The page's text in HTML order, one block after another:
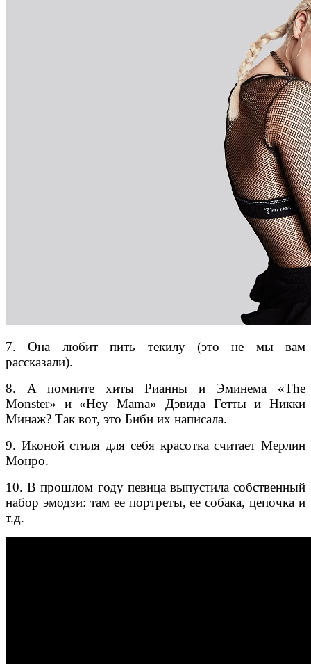
7. Она любит пить текилу (это не мы вам
рассказали).
8. А помните хиты Рианны и Эминема «The
Monster» и «Hey Mama» Дэвида Гетты и Никки
Минаж? Так вот, это Биби их написала.
9. Иконой стиля для себя красотка считает Мерлин
Монро.
10. В прошлом году певица выпустила собственный
набор эмодзи: там ее портреты, ее собака, цепочка и
т.д.